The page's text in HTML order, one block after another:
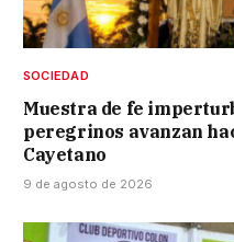
SOCIEDAD
Muestra de fe
peregrinos avanzan
Cayetano
9 de agosto de 2026